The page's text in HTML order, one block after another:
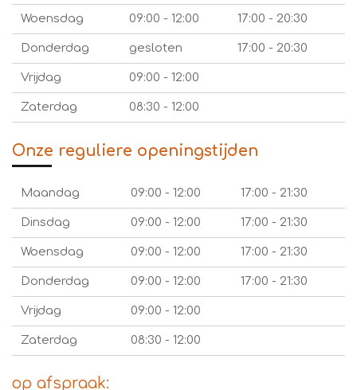
Woensdag 09:00 - 12:00 17:00 - 20:30
Donderdag gesloten 17:00 - 20:30
Vrijdag 09:00 - 12:00
Zaterdag 08:30 - 12:00
Onze reguliere openingstijden
Maandag 09:00 - 12:00 17:00 - 21:30
Dinsdag 09:00 - 12:00 17:00 - 21:30
Woensdag 09:00 - 12:00 17:00 - 21:30
Donderdag 09:00 - 12:00 17:00 - 21:30
Vrijdag 09:00 - 12:00
Zaterdag 08:30 - 12:00
op afspraak: